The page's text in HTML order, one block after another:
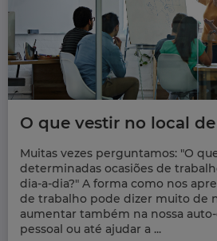
O que vestir no local
Muitas vezes perguntamos: "O
determinadas ocasiões de
dia-a-dia?" A forma como nos
de trabalho pode dizer muito de
aumentar também na nossa
pessoal ou até ajudar a ...